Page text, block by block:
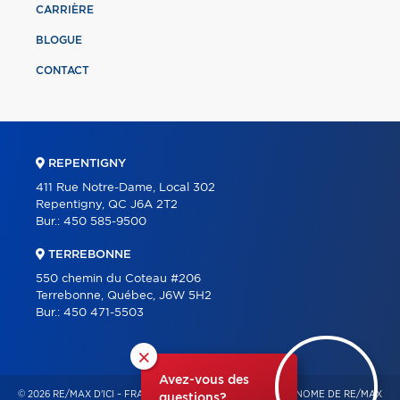
×
Avez-vous des
CARRIÈRE
BLOGUE
CONTACT
REPENTIGNY
411 Rue Notre-Dame, Local 302
Repentigny, QC J6A 2T2
Bur.: 450 585-9500
TERREBONNE
550 chemin du Coteau #206
Terrebonne, Québec, J6W 5H2
Bur.: 450 471-5503
© 2026 RE/MAX D'ICI – FRANCHISÉ INDÉPENDANT ET AUTONOME DE RE/MAX